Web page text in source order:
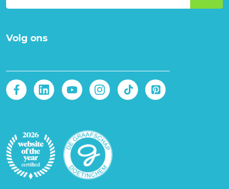
mailadres
Volg ons
Afbeelding Afbeelding